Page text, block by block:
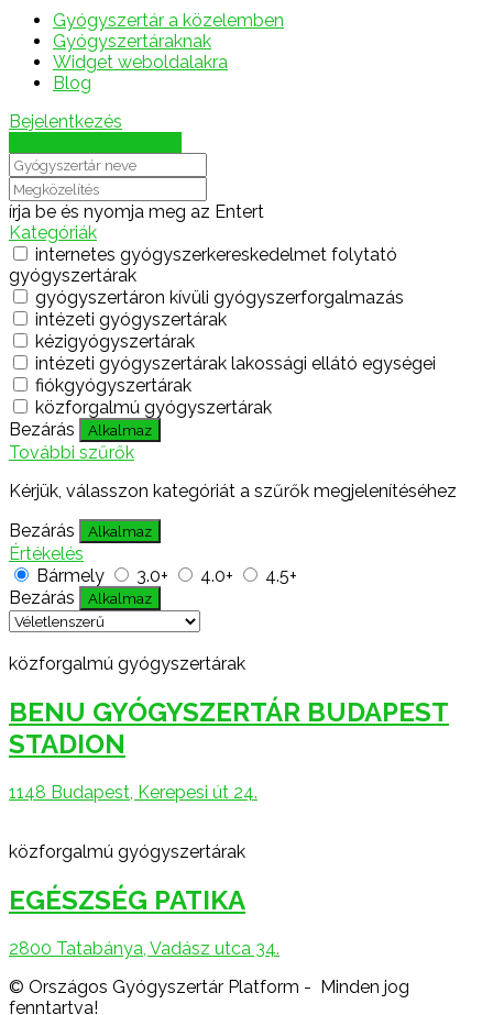
Gyógyszertár a közelemben
Gyógyszertáraknak
Widget weboldalakra
Blog
Bejelentkezés
írja be és nyomja meg az Entert
Kategóriák
internetes gyógyszerkereskedelmet folytató
gyógyszertárak
gyógyszertáron kívüli gyógyszerforgalmazás
intézeti gyógyszertárak
kézigyógyszertárak
intézeti gyógyszertárak lakossági ellátó egységei
fiókgyógyszertárak
közforgalmú gyógyszertárak
Bezárás
Alkalmaz
További szűrők
Kérjük, válasszon kategóriát a szűrők megjelenítéséhez
Bezárás
Alkalmaz
Értékelés
Bármely
3.0+ 4.0+
4.5+
Bezárás
Alkalmaz
közforgalmú gyógyszertárak
BENU GYÓGYSZERTÁR BUDAPEST
STADION
1148 Budapest, Kerepesi út 24.
közforgalmú gyógyszertárak
EGÉSZSÉG PATIKA
2800 Tatabánya, Vadász utca 34.
© Országos Gyógyszertár Platform - Minden jog
fenntartva!